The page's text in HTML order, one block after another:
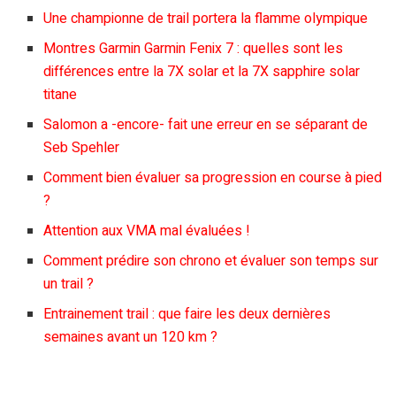
Une championne de trail portera la flamme olympique
Montres Garmin Garmin Fenix 7 : quelles sont les
différences entre la 7X solar et la 7X sapphire solar
titane
Salomon a -encore- fait une erreur en se séparant de
Seb Spehler
Comment bien évaluer sa progression en course à pied
?
Attention aux VMA mal évaluées !
Comment prédire son chrono et évaluer son temps sur
un trail ?
Entrainement trail : que faire les deux dernières
semaines avant un 120 km ?